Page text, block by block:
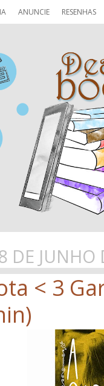
ANUNCIE RESENHAS
DE JUNHO
< 3